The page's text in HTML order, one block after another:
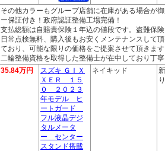
その他カラーもグループ店舗に在庫がある場合が
ー保証付き！政府認証整備工場完備！
支払総額は自賠責保険１年込の値段です。盗難保
日常点検無料、購入後もお安くメンテナンスして
ており、可能な限りの価格をご提案させて頂きま
二輪整備資格を取得した整備士が在中しており丁
35.84万円
スズキ ＧＩＸ
ＸＥＲ １５
０ ２０２３
年モデル ヒ
ートガード
フル液晶デジ
タルメータ
ー センター
スタンド搭載
ネイキッド